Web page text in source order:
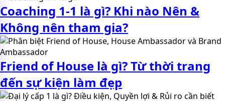
Coaching 1-1 là gì? Khi nào Nên &
Không nên tham gia?
Friend of House là gì? Từ thời trang
đến sự kiện làm đẹp